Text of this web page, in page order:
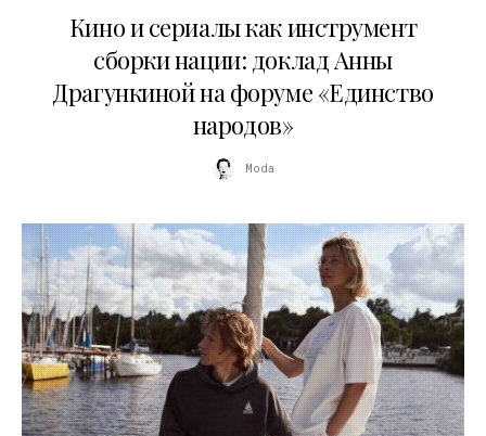
Кино и сериалы как инструмент
сборки нации: доклад Анны
Драгункиной на форуме «Единство
народов»
Moda